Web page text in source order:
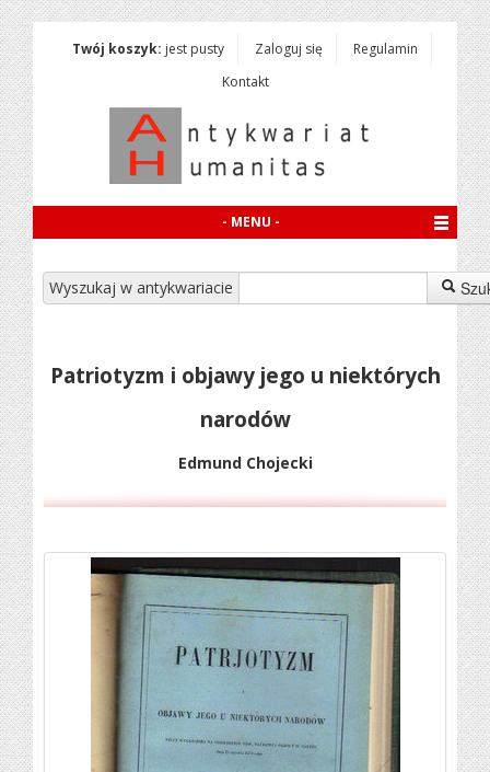
Twój koszyk: jest pusty Zaloguj się
Regulamin
Kontakt
- MENU -
Wyszukaj w antykwariacie
Patriotyzm i objawy jego u niektórych
narodów
Edmund Chojecki